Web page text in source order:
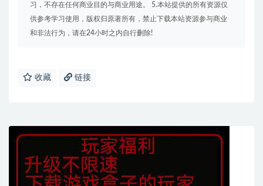
习，不存在任何商业目的与商业用途。 5.本站提供的所有资源仅
供参考学习使用，版权归原著所有，禁止下载本站资源参与商业
和非法行为，请在24小时之内自行删除!
收藏 链接